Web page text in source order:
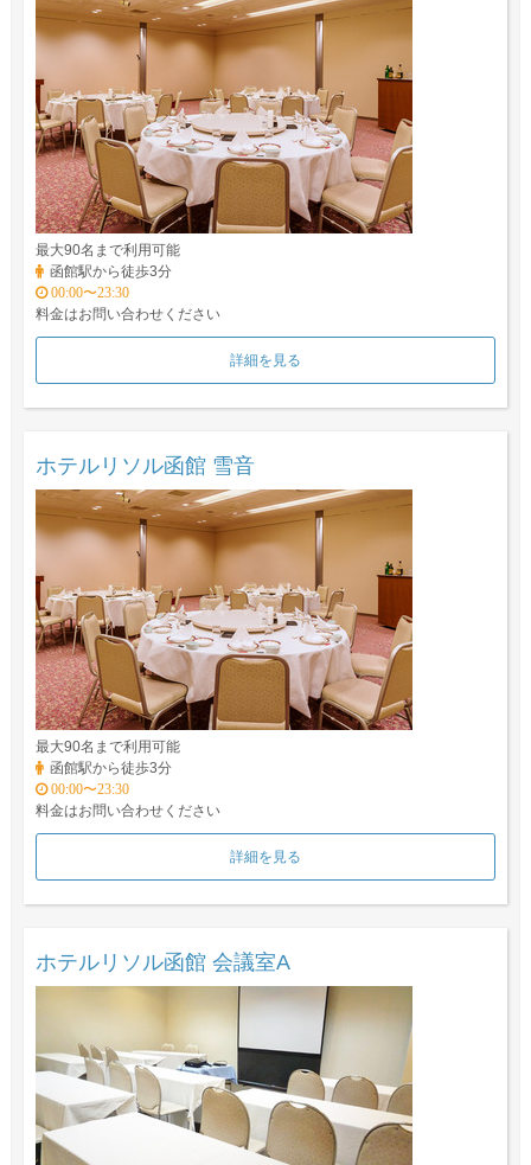
最大90名まで利用可能
函館駅から徒歩3分
00:00〜23:30
料金はお問い合わせください
詳細を見る
ホテルリソル函館 雪音
最大90名まで利用可能
函館駅から徒歩3分
00:00〜23:30
料金はお問い合わせください
詳細を見る
ホテルリソル函館 会議室A